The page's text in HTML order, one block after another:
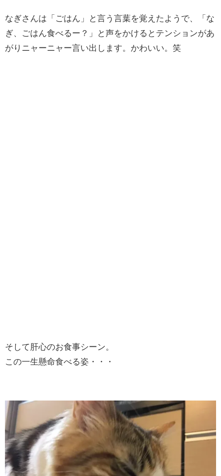
なぎさんは「ごはん」と言う言葉を覚えたようで、「な
ぎ、ごはん食べるー？」と声をかけるとテンションがあ
がりニャーニャー言い出します。かわいい。笑
そして肝心のお食事シーン。
この一生懸命食べる姿・・・